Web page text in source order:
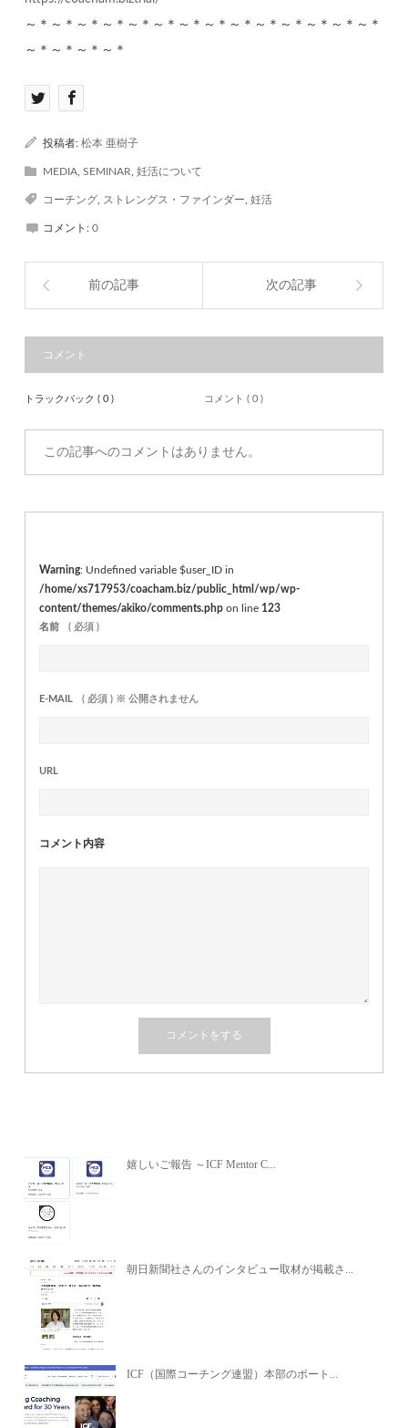
～＊～＊～＊～＊～＊～＊～＊～＊～＊～＊～＊～＊～＊～＊
～＊～＊～＊～＊
投稿者:松本 亜樹子
MEDIA ,SEMINAR ,妊活について
コーチング ストレングス・ファインダー ,妊活
コメント:0
前の記事 次の記事
コメント
トラックバック ( 0 ) コメント ( 0 )
この記事へのコメントはありません。
Warning : Undefined variable $user_ID in
/home/xs717953/coacham.biz/public_html/wp/wp-
content/themes/akiko/comments.php on line 123
名前 ( 必須 )
E-MAIL ( 必須 ) ※ 公開されません
URL
コメント内容
嬉しいご報告 ～ICF Mentor C...
朝日新聞社さんのインタビュー取材が掲載さ...
ICF（国際コーチング連盟）本部のポート...